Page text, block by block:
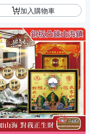
加入購物車